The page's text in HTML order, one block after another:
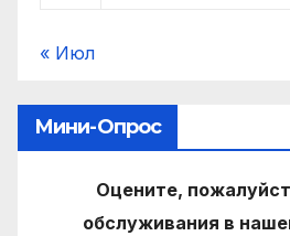
« Июл
Мини-Опрос
Оцените,
обслуживания в